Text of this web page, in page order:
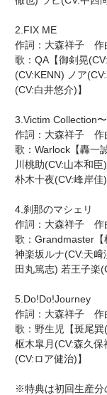
2.FIX ME
作詞：大森祥子 作
歌：QA【御剣晃
(CV:KENN) ノア
(CV:白井悠介)】
3.Victim Collection
作詞：大森祥子 作
歌：Warlock【轟一
川桃助(CV:山本和
朴木十夜(CV:峰岸佳)
4.刹那のマシェリ
作詞：大森祥子 作
歌：Grandmaster【
神楽坂ルナ(CV:天
田丸篤志) 若王子楽
5.Do!Do!Journey
作詞：大森祥子 作
歌：野生児【斑尾
枢木皐月(CV:森久
(CV:ロア健治)】
※特典は初回生産分